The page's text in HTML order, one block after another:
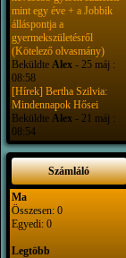
mint egy éve + a Jobbik
álláspontja a
gyermekszületésről
(Kötelező olvasmány)
Beküldte Alex - 25 máj :
08:58
[Hírek] Bertha Szilvia:
Mindennapok Hősei
Beküldte Alex - 21 máj :
08:54
Számláló
Ma
Összesen: 0
Egyedi: 0
Legtöbb